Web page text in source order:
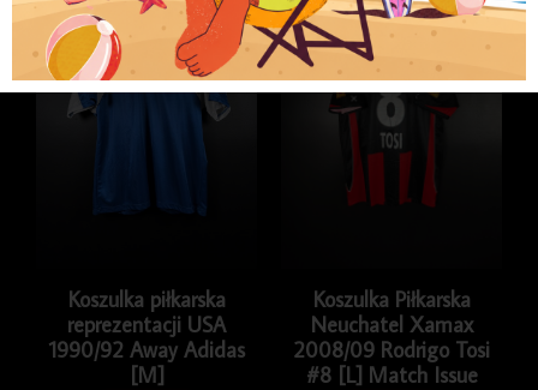
Koszulka piłkarska
reprezentacji USA
1990/92 Away Adidas
[M]
Koszulka Piłkarska
Neuchatel Xamax
2008/09 Rodrigo Tosi
#8 [L] Match Issue